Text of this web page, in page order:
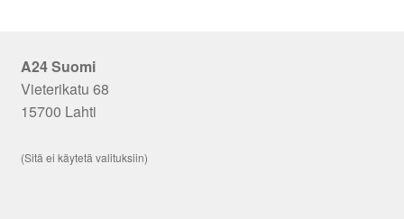
A24 Suomi
Vieterikatu 68
15700 Lahti
(Sitä ei käytetä valituksiin)